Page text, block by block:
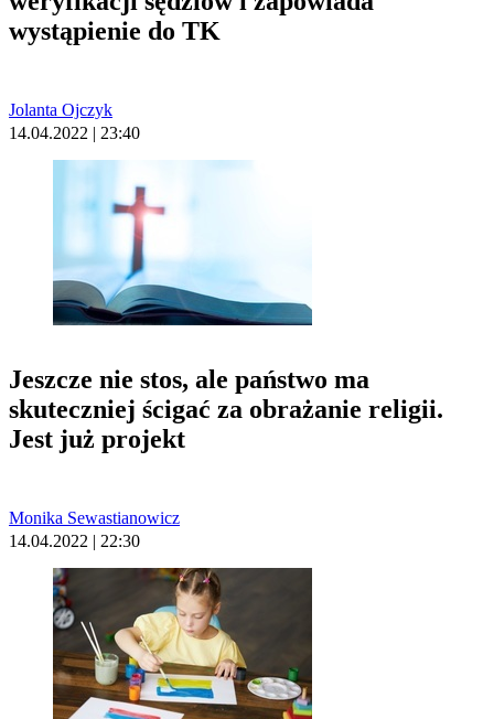
wystąpienie do TK
Jolanta Ojczyk
14.04.2022 | 23:40
Jeszcze nie stos, ale państwo ma
skuteczniej ścigać za obrażanie religii.
Jest już projekt
Monika Sewastianowicz
14.04.2022 | 22:30